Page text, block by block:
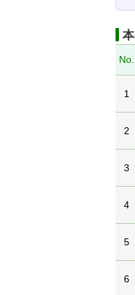
No.
1
2
3
4
5
6